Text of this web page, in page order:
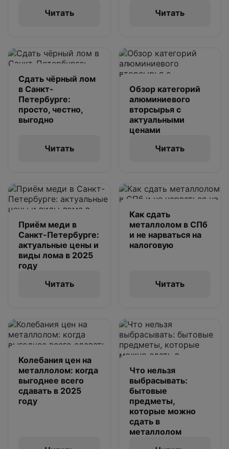
Читать
Читать
Сдать чёрный лом
в Санкт-
Петербурге:
просто, честно,
выгодно
Читать
Обзор категорий
алюминиевого
вторсырья с
актуальными
ценами
Читать
Приём меди в
Санкт-Петербурге:
актуальные цены и
виды лома в 2025
году
Читать
Как сдать
металлолом в СПб
и не нарваться на
налоговую
Читать
Колебания цен на
металлолом: когда
выгоднее всего
сдавать в 2025
году
Что нельзя
выбрасывать:
бытовые
предметы,
которые можно
сдать в
металлолом